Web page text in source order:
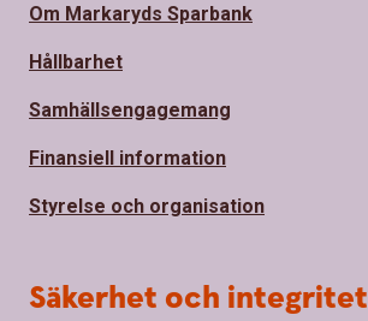
Om Markaryds Sparbank
Hållbarhet
Samhällsengagemang
Finansiell information
Styrelse och organisation
Säkerhet och integritet